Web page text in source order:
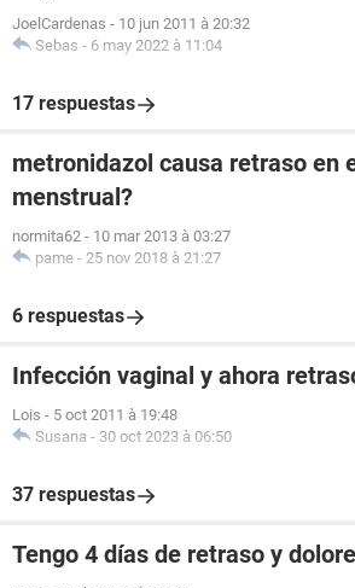
JoelCardenas - 10 jun 2011 à 20:32
Sebas - 6 may 2022 à 11:04
17 respuestas
metronidazol causa retraso en
menstrual?
normita62 - 10 mar 2013 à 03:27
pame - 25 nov 2018 à 21:27
6 respuestas
Infección vaginal y ahora
Lois - 5 oct 2011 à 19:48
Susana - 30 oct 2023 à 06:50
37 respuestas
Tengo 4 días de retraso y